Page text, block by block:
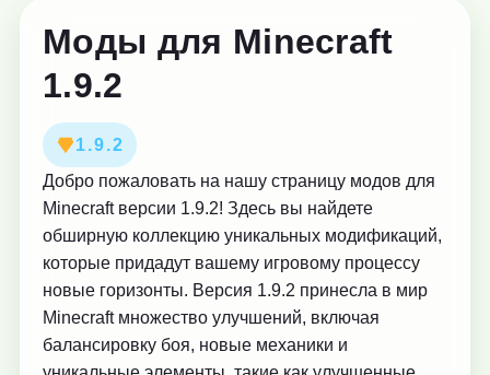
Моды для Minecraft
1.9.2
1.9.2
Добро пожаловать на нашу страницу модов для
Minecraft версии 1.9.2! Здесь вы найдете
обширную коллекцию уникальных модификаций,
которые придадут вашему игровому процессу
новые горизонты. Версия 1.9.2 принесла в мир
Minecraft множество улучшений, включая
балансировку боя, новые механики и